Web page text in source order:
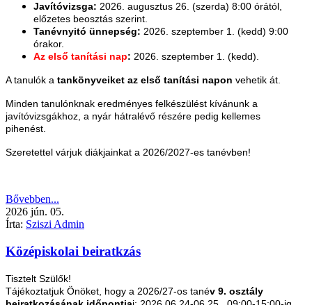
Javítóvizsga: 2026. augusztus 26. (szerda) 8:00 órától,
előzetes beosztás szerint.
Tanévnyitó ünnepség: 2026. szeptember 1. (kedd) 9:00
órakor.
Az első tanítási nap: 2026. szeptember 1. (kedd).
A tanulók a tankönyveiket az első tanítási napon vehetik át.
Minden tanulónknak eredményes felkészülést kívánunk a
javítóvizsgákhoz, a nyár hátralévő részére pedig kellemes
pihenést.
Szeretettel várjuk diákjainkat a 2026/2027-es tanévben!
Bővebben...
2026 jún. 05.
Írta: Sziszi Admin
Középiskolai beiratkzás
Tisztelt Szülők!
Tájékoztatjuk Önöket, hogy a 2026/27-os tanév 9. osztály